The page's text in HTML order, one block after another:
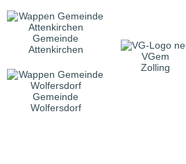
Gemeinde
Attenkirchen
VGem
Zolling
Gemeinde
Wolfersdorf